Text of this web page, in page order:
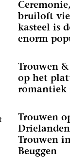
bruiloft
kasteel is
enorm
Trouwen
op het
romantiek
Trouwen
Trouwen
Beuggen